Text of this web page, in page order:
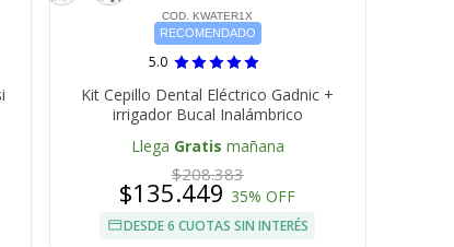
COD. KWATER1X
RECOMENDADO
5.0
Kit Cepillo Dental Eléctrico Gadnic +
irrigador Bucal Inalámbrico
Llega Gratis mañana
$208.383
$135.449 35% OFF
DESDE 6 CUOTAS SIN INTERÉS